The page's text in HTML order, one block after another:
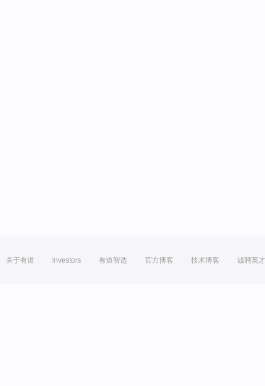
关于有道 Investors 有道智选 官方博客 技术博客 诚聘英才